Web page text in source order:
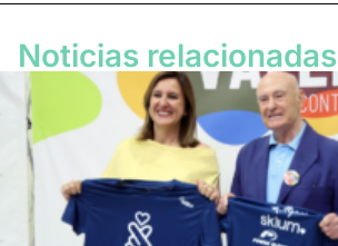
Noticias relacionadas